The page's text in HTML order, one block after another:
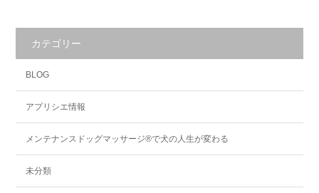
カテゴリー
BLOG
アプリシエ情報
メンテナンスドッグマッサージ®で犬の人生が変わる
未分類